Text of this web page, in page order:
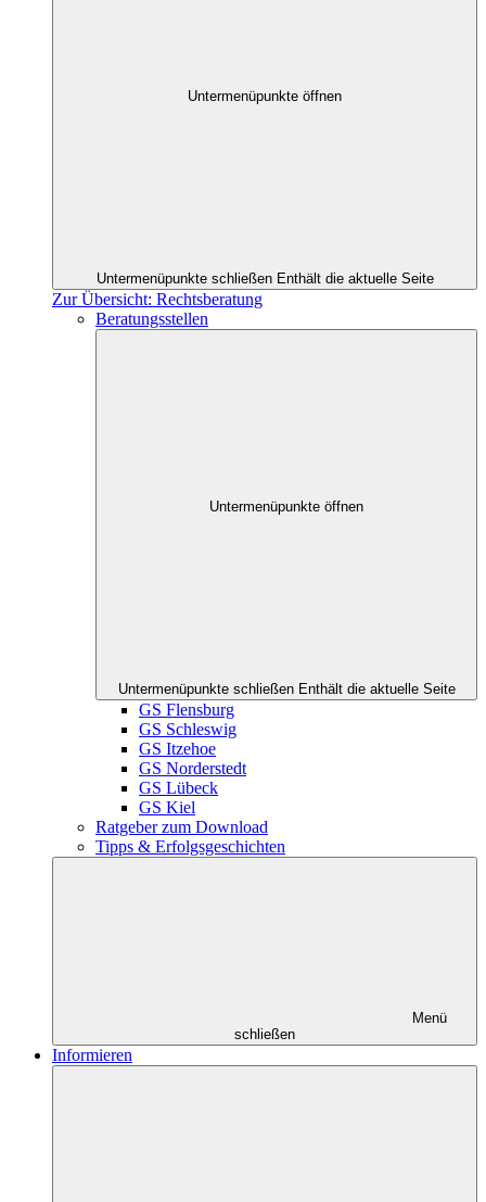
Untermenüpunkte öffnen
Untermenüpunkte schließen Enthält die aktuelle Seite
Zur Übersicht: Rechtsberatung
Beratungsstellen
Untermenüpunkte öffnen
Untermenüpunkte schließen Enthält die aktuelle Seite
GS Flensburg
GS Schleswig
GS Itzehoe
GS Norderstedt
GS Lübeck
GS Kiel
Ratgeber zum Download
Tipps & Erfolgsgeschichten
Menü
schließen
Informieren